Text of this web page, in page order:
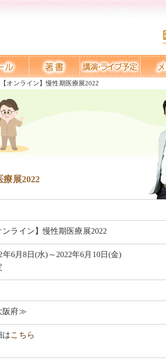
【オンライン】慢性期医療展2022
療展2022
ンライン】慢性期医療展2022
年6月8日(水)～2022年6月10日(金)
阪府≫
はこちら